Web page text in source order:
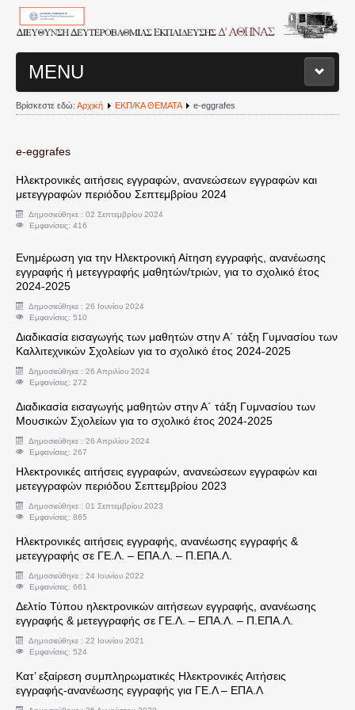
MENU
ΑΡΧΙΚΗ ΣΕΛΙΔΑ
ΔΙΟΙΚΗΤΙΚΗ ΔΟΜΗ Δ/ΝΣΗΣ
Διευθυντής
Τμήματα Διεύθυνσης
Σχολεία
Διοικητικά Θέματα
Υπηρεσιακές Μεταβολές
Υπεύθυνοι Εργαστηρίων
Άδειες
Συντάξεις
Αξιολόγηση - Πειθαρχικά
Κρατικό Πιστοποιητικό Γλωσομάθειας
Απόδοση Β' Ειδικότητας
Κρατικό Πιστοποιητικό Πληροφορικής
Πολιτογράφηση
Βρίσκεστε εδώ: Αρχική ΕΚΠ/ΚΑ ΘΕΜΑΤΑ e-eggrafes
e-eggrafes
Ηλεκτρονικές αιτήσεις εγγραφών, ανανεώσεων εγγραφών και
μετεγγραφών περιόδου Σεπτεμβρίου 2024
Δημοσιεύθηκε : 02 Σεπτεμβρίου 2024
Εμφανίσεις: 416
Ενημέρωση για την Ηλεκτρονική Αίτηση εγγραφής, ανανέωσης
εγγραφής ή μετεγγραφής μαθητών/τριών, για το σχολικό έτος
2024-2025
Δημοσιεύθηκε : 26 Ιουνίου 2024
Εμφανίσεις: 510
Διαδικασία εισαγωγής των μαθητών στην Α΄ τάξη Γυμνασίου των
Καλλιτεχνικών Σχολείων για το σχολικό έτος 2024-2025
Δημοσιεύθηκε : 26 Απριλίου 2024
Εμφανίσεις: 272
Διαδικασία εισαγωγής μαθητών στην Α΄ τάξη Γυμνασίου των
Μουσικών Σχολείων για το σχολικό έτος 2024-2025
Δημοσιεύθηκε : 26 Απριλίου 2024
Εμφανίσεις: 267
Ηλεκτρονικές αιτήσεις εγγραφών, ανανεώσεων εγγραφών και
μετεγγραφών περιόδου Σεπτεμβρίου 2023
Δημοσιεύθηκε : 01 Σεπτεμβρίου 2023
Εμφανίσεις: 865
Ηλεκτρονικές αιτήσεις εγγραφής, ανανέωσης εγγραφής &
μετεγγραφής σε ΓΕ.Λ. – ΕΠΑ.Λ. – Π.ΕΠΑ.Λ.
Δημοσιεύθηκε : 24 Ιουνίου 2022
Εμφανίσεις: 661
Δελτίο Τύπου ηλεκτρονικών αιτήσεων εγγραφής, ανανέωσης
εγγραφής & μετεγγραφής σε ΓΕ.Λ. – ΕΠΑ.Λ. – Π.ΕΠΑ.Λ.
Δημοσιεύθηκε : 22 Ιουνίου 2021
Εμφανίσεις: 524
Κατ’ εξαίρεση συμπληρωματικές Ηλεκτρονικές Αιτήσεις
εγγραφής-ανανέωσης εγγραφής για ΓΕ.Λ – ΕΠΑ.Λ